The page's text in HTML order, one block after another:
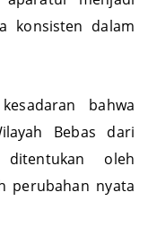
menjadi
konsisten dalam
bahwa
Bebas dari
oleh
perubahan nyata